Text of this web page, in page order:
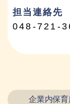
担当連絡先
048-721-
企業内保